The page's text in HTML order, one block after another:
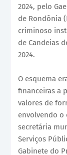
2024, pelo
de Rondônia
criminoso
de Candeias
2024.
O esquema
financeiras a
valores de
envolvendo
secretária
Serviços
Gabinete do